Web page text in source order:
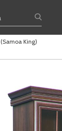
King)